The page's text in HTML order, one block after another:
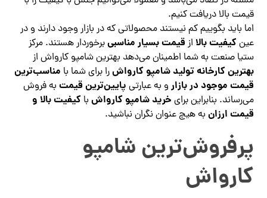
قیمت بالا دریافت کنیم.
اما باید بگوییم کم نیستند محصولاتی که در بازار وجود دارند و در
عینکیفیت بالا از قیمت بسیار مناسبیبرخوردار هستند. مرکز
ستیا صنعت به شما اطمینان می‌دهد بهترین شامپو کارواش از
بهترین کارخانه تولید شامپو کارواشرا برای شما با مناسب‌ترین
قیمت موجود در بازار و به عبارتی پایین‌ترین قیمت به فروش
می‌رساند. بنابراین برای خرید شامپو کارواش باکیفیت بالا و
قیمت ارزان به هیچ عنوان نگران نباشید.
پرفروش‌ترین شامپو
کارواش